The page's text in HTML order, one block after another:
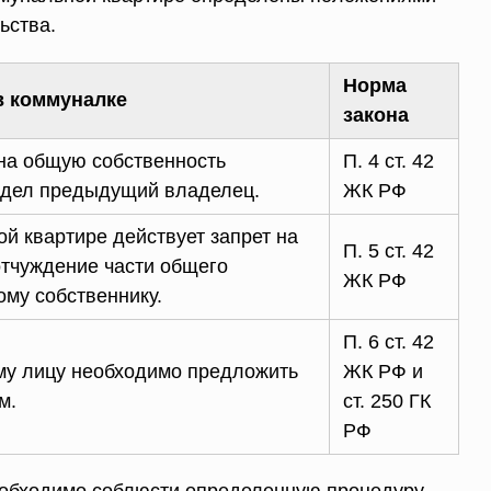
коммуналке
Норма
закона
общую собственность
предыдущий владелец.
П. 4 ст. 42
ЖК РФ
квартире действует запрет на
части общего
собственнику.
П. 5 ст. 42
ЖК РФ
лицу необходимо предложить
П. 6 ст. 42
ЖК РФ и
ст. 250 ГК
РФ